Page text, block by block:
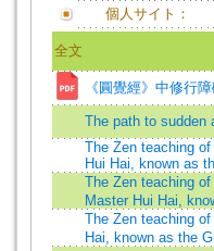
個人サイト：
全文
《圓覺經》中修行
The path to sudden
The Zen teaching
Hui Hai, known as
The Zen teaching
Master Hui Hai,
The Zen teaching
Hai, known as the